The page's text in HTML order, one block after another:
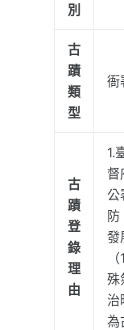
別
古
蹟
類
型
衙
古
蹟
登
錄
理
由
1.
督
公
防
發
殊
治
為